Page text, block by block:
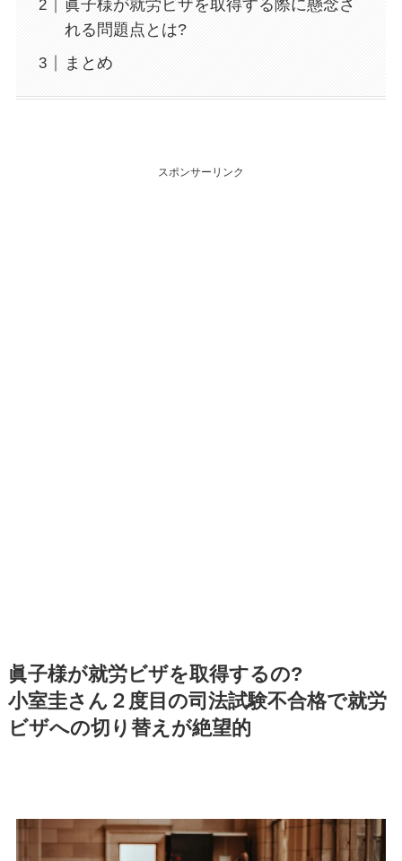
眞子様が就労ビザを取得する際に懸念さ
れる問題点とは?
まとめ
スポンサーリンク
眞子様が就労ビザを取得するの?
小室圭さん２度目の司法試験不合格で就労
ビザへの切り替えが絶望的